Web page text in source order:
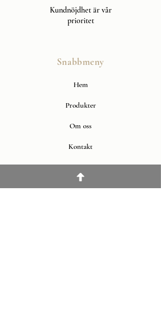
Kundnöjdhet är vår
prioritet
Snabbmeny
Hem
Produkter
Om oss
Kontakt
Läs mer